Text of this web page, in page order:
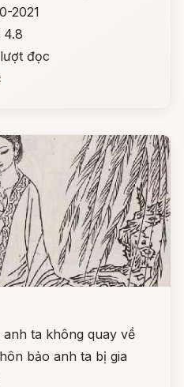
2021
4.8
đọc
ta không quay về
bảo anh ta bị gia